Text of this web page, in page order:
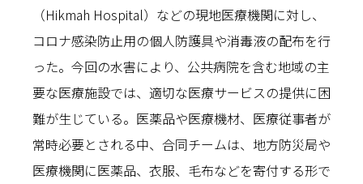
（Hikmah Hospital）などの現地医療機関に対し、
コロナ感染防止用の個人防護具や消毒液の配布を行
った。今回の水害により、公共病院を含む地域の主
要な医療施設では、適切な医療サービスの提供に困
難が生じている。医薬品や医療機材、医療従事者が
常時必要とされる中、合同チームは、地方防災局や
医療機関に医薬品、衣服、毛布などを寄付する形で